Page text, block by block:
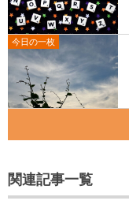
今日の一枚
関連記事一覧